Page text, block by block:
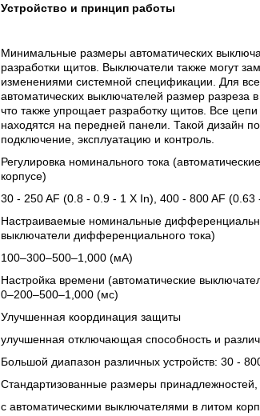
Устройство и принцип работы
Минимальные размеры автоматических
разработки щитов. Выключатели также могут
изменениями системной спецификации. Для
автоматических выключателей размер разреза
что также упрощает разработку щитов. Все
находятся на передней панели. Такой дизайн
подключение, эксплуатацию и контроль.
Регулировка номинального тока
корпусе)
30 - 250 AF (0.8 - 0.9 - 1 X In), 400 - 800 AF (0.63
Настраиваемые номинальные
выключатели дифференциального тока)
100–300–500–1,000 (мA)
Настройка времени (автоматические
0–200–500–1,000 (мс)
Улучшенная координация защиты
улучшенная отключающая способность и
Большой диапазон различных устройств: 30 -
Стандартизованные размеры
с автоматическими выключателями в литом